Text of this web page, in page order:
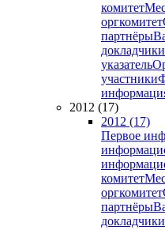
комитет
оргкомитет
партнёры
докладчики
указатель
участники
2012 (17)
2012 (17)
Первое
комитет
оргкомитет
партнёры
докладчики